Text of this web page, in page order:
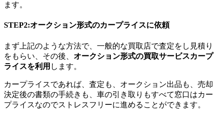
ます。
STEP2:オークション形式のカープライスに依頼
まず上記のような方法で、一般的な買取店で査定をし見積り
をもらい、その後、 オークション形式の買取サービスカープ
ライスを利用 します。
カープライスであれば、査定も、オークション出品も、売却
決定後の書類の手続きも、車の引き取りもすべて窓口はカー
プライスなのでストレスフリーに進めることができます。